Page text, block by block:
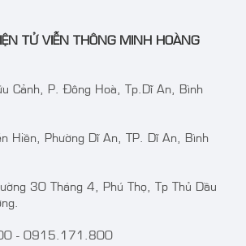
TỬ VIỄN THÔNG MINH HOÀNG
Cảnh, P. Đông Hoà, Tp.Dĩ An, Bình
Hiền, Phường Dĩ An, TP. Dĩ An, Bình
30 Tháng 4, Phú Thọ, Tp Thủ Dầu
- 0915.171.800